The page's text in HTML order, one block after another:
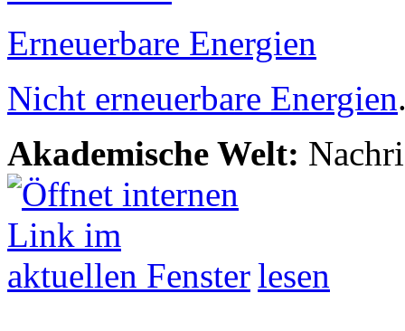
Erneuerbare Energien
Nicht erneuerbare Energien
Akademische Welt:
lesen